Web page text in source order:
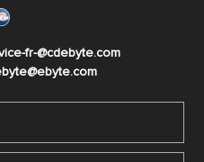
fr-@cdebyte.com
@ebyte.com